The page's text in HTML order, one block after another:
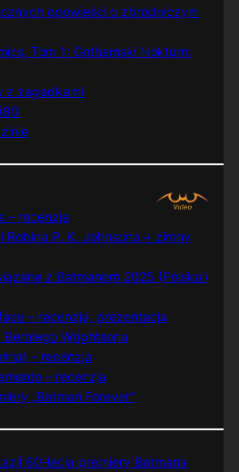
opowieści o zbrodniczym
Tom 1: Gothamski Nokturn:
z zagadkami
– recenzja
Robina P. K. Johnsona + zimny
z Batmanem 2025 (Polska i
– recenzja, prezentacja
Wrightsona
– recenzja
– recenzja
„Batman Forever”
60-lecia premiery Batmana